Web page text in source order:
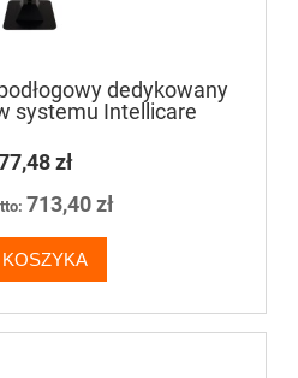
dedykowany
systemu Intellicare
zł
713,40 zł